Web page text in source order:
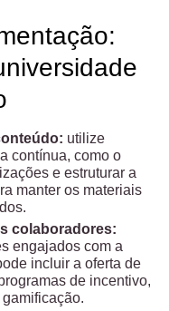
utilize
contínua, como o
e estruturar a
manter os materiais
colaboradores:
engajados com a
incluir a oferta de
de incentivo,
gamificação.